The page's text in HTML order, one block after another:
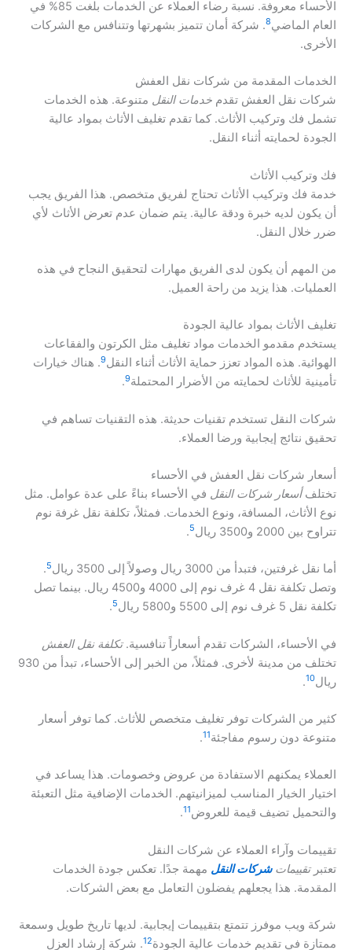
الأحساء معروفة. نسبة رضاء العملاء عن الخدمات بلغت 85% في
العام الماضي8. شركة أمان تتميز بشهرتها وتتنافس مع الشركات
الأخرى.
الخدمات المقدمة من شركات نقل العفش
شركات نقل العفش تقدم خدمات النقل متنوعة. هذه الخدمات
تشمل فك وتركيب الأثاث. كما تقدم تغليف الأثاث بمواد عالية
الجودة لحمايته أثناء النقل.
فك وتركيب الأثاث
خدمة فك وتركيب الأثاث تحتاج لفريق متخصص. هذا الفريق يجب
أن يكون لديه خبرة ودقة عالية. يتم ضمان عدم تعرض الأثاث لأي
ضرر خلال النقل.
من المهم أن يكون لدى الفريق مهارات لتحقيق النجاح في هذه
العمليات. هذا يزيد من راحة العميل.
تغليف الأثاث بمواد عالية الجودة
يستخدم مقدمو الخدمات مواد تغليف مثل الكرتون والفقاعات
الهوائية. هذه المواد تعزز حماية الأثاث أثناء النقل9. هناك خيارات
تأمينية للأثاث لحمايته من الأضرار المحتملة9
.
شركات النقل تستخدم تقنيات حديثة. هذه التقنيات تساهم في
تحقيق نتائج إيجابية ورضا العملاء.
أسعار شركات نقل العفش في الأحساء
تختلفأسعار شركات النقل في الأحساء بناءً على عدة عوامل. مثل
نوع الأثاث، المسافة، ونوع الخدمات. فمثلاً، تكلفة نقل غرفة نوم
تتراوح بين 2000 و3500 ريال
5
.
أما نقل غرفتين، فتبدأ من 3000 ريال وصولاً إلى 3500 ريال 5
.
وتصل تكلفة نقل 4 غرف نوم إلى 4000 و4500 ريال. بينما تصل
تكلفة نقل 5 غرف نوم إلى 5500 و5800 ريال
5
.
في الأحساء، الشركات تقدم أسعاراً تنافسية.تكلفة نقل العفش
تختلف من مدينة لأخرى. فمثلاً، من الخبر إلى الأحساء، تبدأ من 930
ريال10
.
كثير من الشركات توفر تغليف متخصص للأثاث. كما توفر أسعار
متنوعة دون رسوم مفاجئة11
.
العملاء يمكنهم الاستفادة من عروض وخصومات. هذا يساعد في
اختيار الخيار المناسب لميزانيتهم. الخدمات الإضافية مثل التعبئة
والتحميل تضيف قيمة للعروض11
.
تقييمات وآراء العملاء عن شركات النقل
تعتبرتقييماتشركات النقل مهمة جدًا. تعكس جودة الخدمات
المقدمة. هذا يجعلهم يفضلون التعامل مع بعض الشركات.
شركة ويب موفرز تتمتع بتقييمات إيجابية. لديها تاريخ طويل وسمعة
ممتازة في تقديم خدمات عالية الجودة12. شركة إرشاد العزل